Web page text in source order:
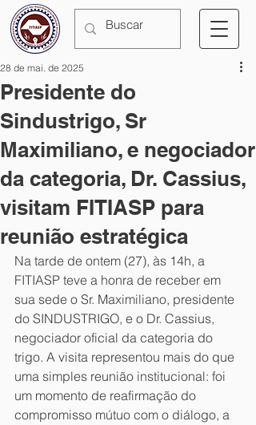
Presidente do
Sindustrigo, Sr
Maximiliano, e negociador
da categoria, Dr. Cassius,
visitam FITIASP para
reunião estratégica
28 de mai. de 2025
Na tarde de ontem (27), às 14h, a
FITIASP teve a honra de receber em
sua sede o Sr. Maximiliano, presidente
do SINDUSTRIGO, e o Dr. Cassius,
negociador oficial da categoria do
trigo. A visita representou mais do que
uma simples reunião institucional: foi
um momento de reafirmação do
compromisso mútuo com o diálogo, a